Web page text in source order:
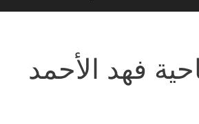
فهد الأحمد